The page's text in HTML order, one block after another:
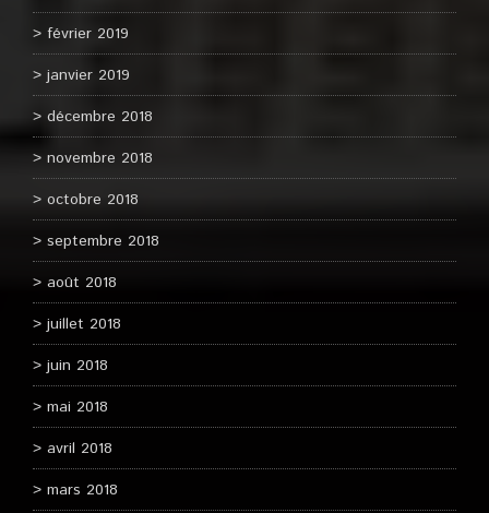
février 2019
janvier 2019
décembre 2018
novembre 2018
octobre 2018
septembre 2018
août 2018
juillet 2018
juin 2018
mai 2018
avril 2018
mars 2018